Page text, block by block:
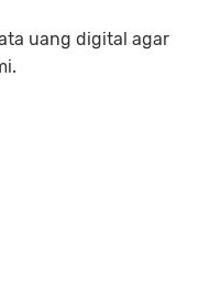
uang digital agar